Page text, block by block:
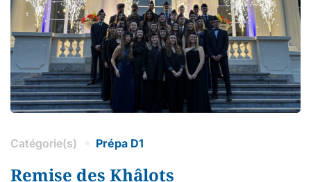
Catégorie(s) Prépa D1
Remise des Khâlots